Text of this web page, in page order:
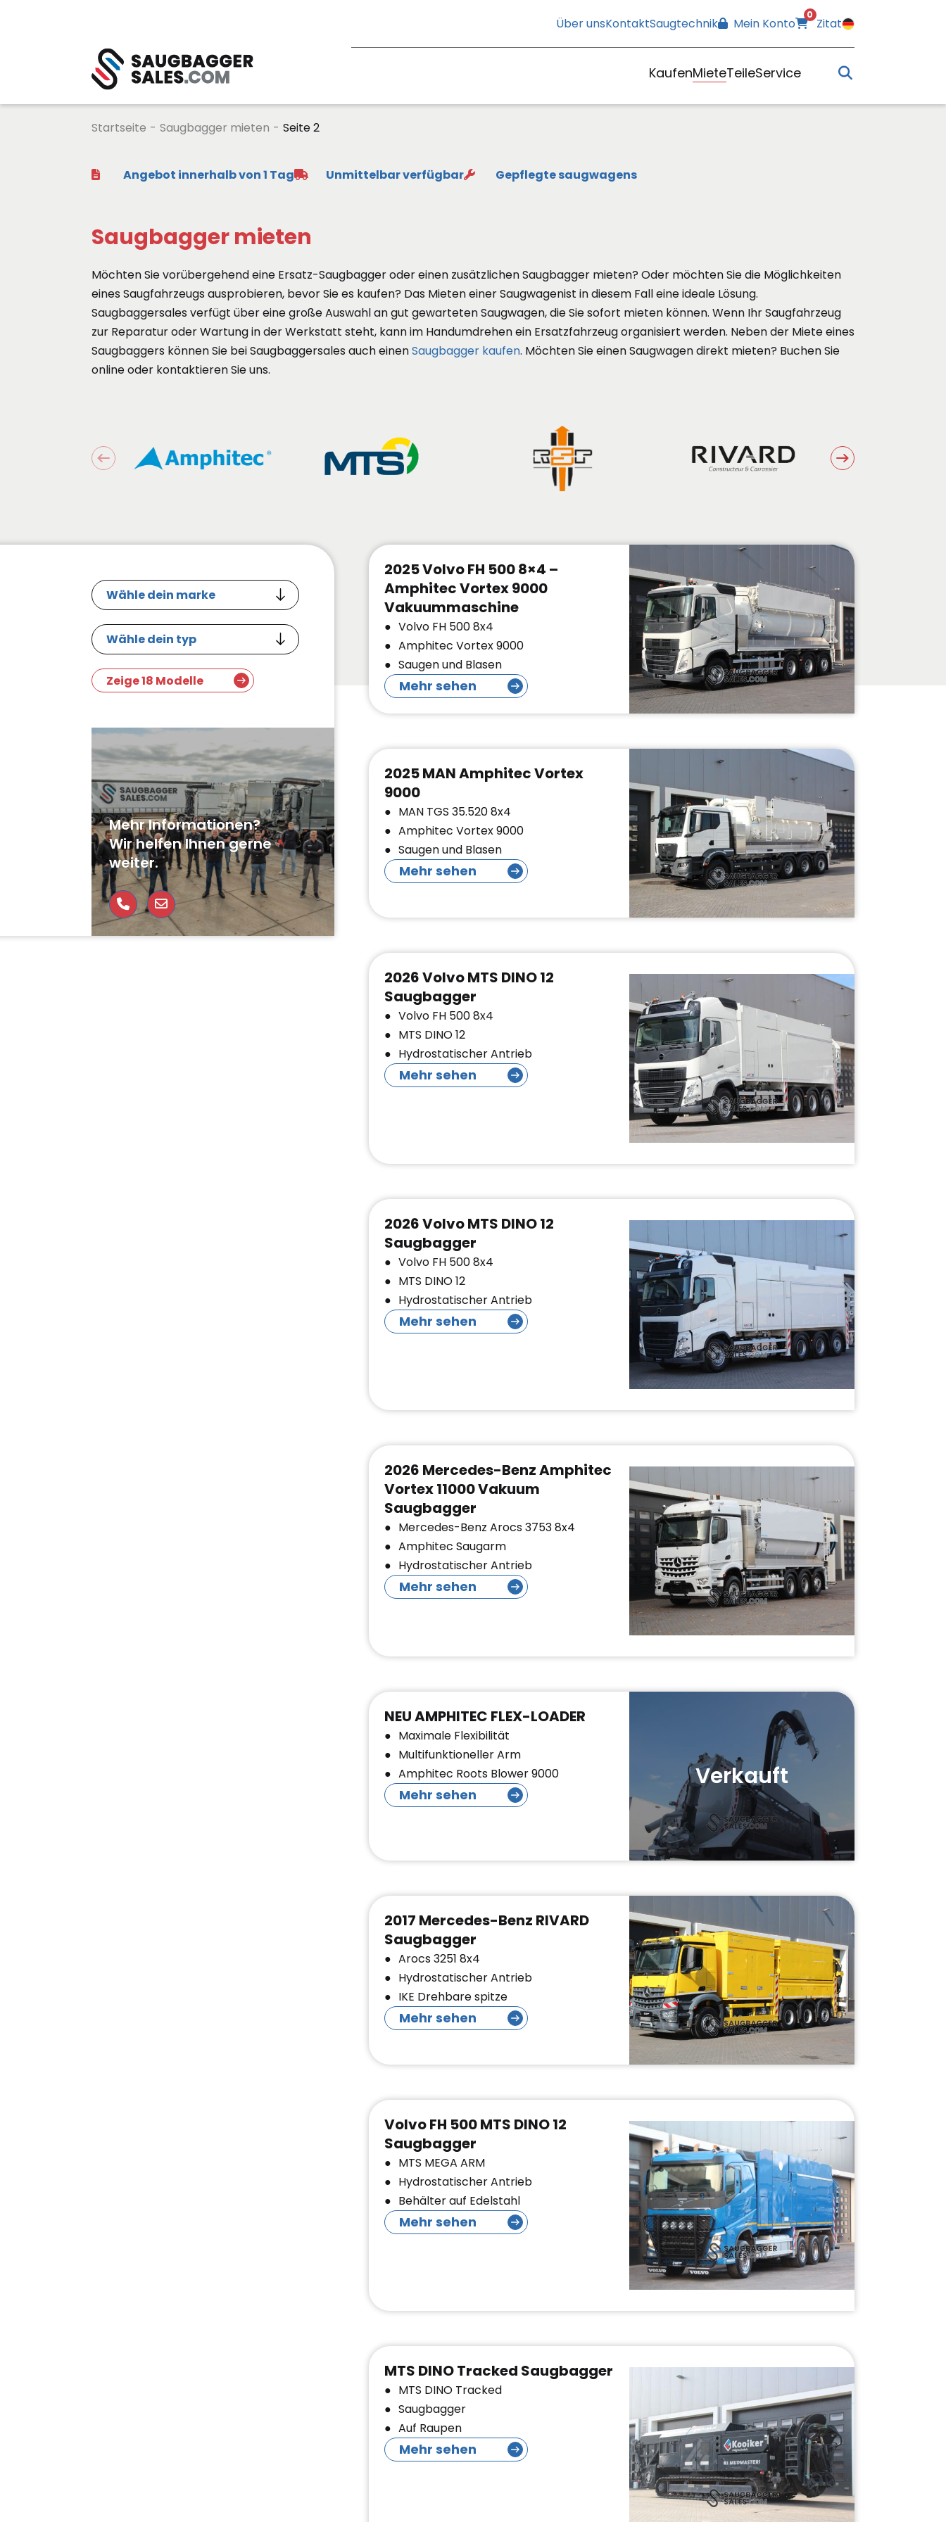
Über unsKontaktSaugtechnik Mein Konto
0
Zitat
KaufenMieteTeileService
Startseite - Saugbagger mieten - Seite 2
Angebot innerhalb von 1 Tag Unmittelbar verfügbar Gepflegte saugwagens
Saugbagger mieten
Möchten Sie vorübergehend eine Ersatz-Saugbagger oder einen zusätzlichen Saugbagger mieten? Oder möchten Sie die Möglichkeiten
eines Saugfahrzeugs ausprobieren, bevor Sie es kaufen? Das Mieten einer Saugwagenist in diesem Fall eine ideale Lösung.
Saugbaggersales verfügt über eine große Auswahl an gut gewarteten Saugwagen, die Sie sofort mieten können. Wenn Ihr Saugfahrzeug
zur Reparatur oder Wartung in der Werkstatt steht, kann im Handumdrehen ein Ersatzfahrzeug organisiert werden. Neben der Miete eines
Saugbaggers können Sie bei Saugbaggersales auch einenSaugbagger kaufen. Möchten Sie einen Saugwagen direkt mieten? Buchen Sie
online oder kontaktieren Sie uns.
2025 Volvo FH 500 8×4 –
Amphitec Vortex 9000
Vakuummaschine
Volvo FH 500 8x4
Amphitec Vortex 9000
Saugen und Blasen
Mehr sehen
2025 MAN Amphitec Vortex
9000
MAN TGS 35.520 8x4
Amphitec Vortex 9000
Saugen und Blasen
Mehr sehen
2026 Volvo MTS DINO 12
Saugbagger
Volvo FH 500 8x4
MTS DINO 12
Hydrostatischer Antrieb
Mehr sehen
2026 Volvo MTS DINO 12
Saugbagger
Volvo FH 500 8x4
MTS DINO 12
Hydrostatischer Antrieb
Mehr sehen
2026 Mercedes-Benz Amphitec
Vortex 11000 Vakuum
Saugbagger
Mercedes-Benz Arocs 3753 8x4
Amphitec Saugarm
Hydrostatischer Antrieb
Mehr sehen
Verkauft
NEU AMPHITEC FLEX-LOADER
Maximale Flexibilität
Multifunktioneller Arm
Amphitec Roots Blower 9000
Mehr sehen
2017 Mercedes-Benz RIVARD
Saugbagger
Arocs 3251 8x4
Hydrostatischer Antrieb
IKE Drehbare spitze
Mehr sehen
Volvo FH 500 MTS DINO 12
Saugbagger
MTS MEGA ARM
Hydrostatischer Antrieb
Behälter auf Edelstahl
Mehr sehen
MTS DINO Tracked Saugbagger
MTS DINO Tracked
Saugbagger
Auf Raupen
Mehr sehen
Zeige 18 Modelle
Mehr Informationen?
Wir helfen Ihnen gerne
weiter.